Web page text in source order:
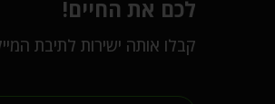
לכם את החיים!
קבלו אותה ישירות לתיבת